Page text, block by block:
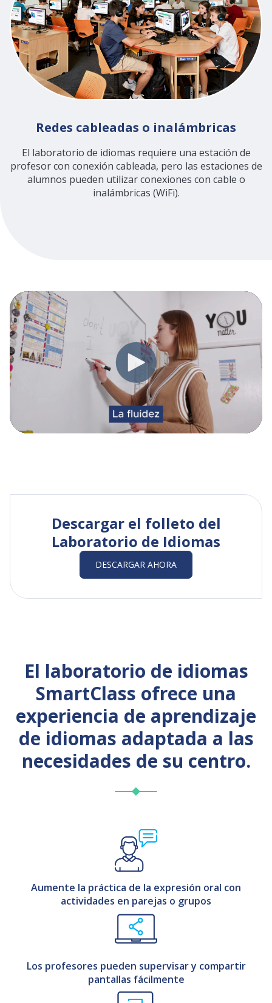
Redes cableadas o inalámbricas
El laboratorio de idiomas requiere una estación de
profesor con conexión cableada, pero las estaciones de
alumnos pueden utilizar conexiones con cable o
inalámbricas (WiFi).
Descargar el folleto del
Laboratorio de Idiomas
DESCARGAR AHORA
El laboratorio de idiomas
SmartClass ofrece una
experiencia de aprendizaje
de idiomas adaptada a las
necesidades de su centro.
Aumente la práctica de la expresión oral con
actividades en parejas o grupos
Los profesores pueden supervisar y compartir
pantallas fácilmente